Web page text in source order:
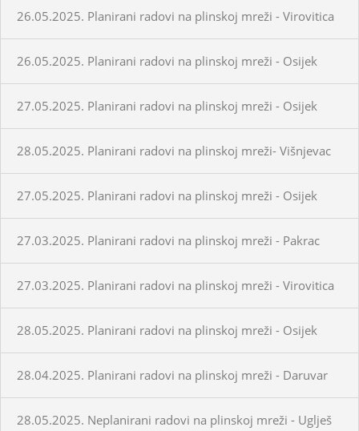
26.05.2025. Planirani radovi na plinskoj mreži - Virovitica
26.05.2025. Planirani radovi na plinskoj mreži - Osijek
27.05.2025. Planirani radovi na plinskoj mreži - Osijek
28.05.2025. Planirani radovi na plinskoj mreži- Višnjevac
27.05.2025. Planirani radovi na plinskoj mreži - Osijek
27.03.2025. Planirani radovi na plinskoj mreži - Pakrac
27.03.2025. Planirani radovi na plinskoj mreži - Virovitica
28.05.2025. Planirani radovi na plinskoj mreži - Osijek
28.04.2025. Planirani radovi na plinskoj mreži - Daruvar
28.05.2025. Neplanirani radovi na plinskoj mreži - Uglješ